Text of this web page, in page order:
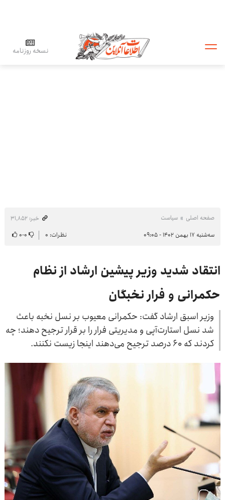
نسخه روزنامه
صفحه اصلی سیاست
خبر: ۳۱٬۸۵۲
سه‌شنبه ۱۷ بهمن ۱۴۰۲ - ۰۹:۰۵
نظرات: ۰ ۰-۰
انتقاد شدید وزیر پیشین ارشاد از نظام
حکمرانی و فرار نخبگان
وزیر اسبق ارشاد گفت: حکمرانی معیوب بر نسل نخبه باعث
شد نسل استارت‌آپی و مدیریتی فرار را بر قرار ترجیح دهند؛ چه
کردند که ۶۰ درصد ترجیح می‌دهند اینجا زیست نکنند.